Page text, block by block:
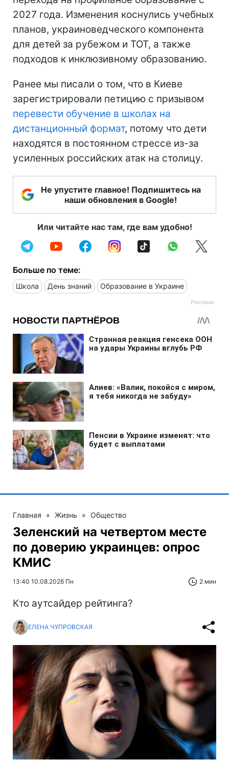
2027 года. Изменения коснулись учебных
планов, украиноведческого компонента
для детей за рубежом и ТОТ, а также
подходов к инклюзивному образованию.
Ранее мы писали о том, что в Киеве
зарегистрировали петицию с призывом
перевести обучение в школах на
дистанционный формат, потому что дети
находятся в постоянном стрессе из-за
усиленных российских атак на столицу.
Не упустите главное! Подпишитесь на
наши обновления в Google!
Или читайте нас там, где вам удобно!
Больше по теме:
Школа День знаний Образование в Украине
Главная » Жизнь » Общество
Зеленский на четвертом месте
по доверию украинцев: опрос
КМИС
13:40 10.08.2026 Пн 2 мин
Кто аутсайдер рейтинга?
ЕЛЕНА ЧУПРОВСКАЯ